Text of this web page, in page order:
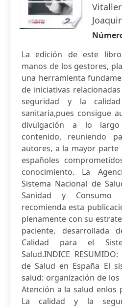
La edición de este
manos de los gestores,
una herramienta
de iniciativas
seguridad y la
sanitaria,pues consigue
divulgación a lo
contenido, reuniendo
autores, a la mayor parte
españoles
conocimiento. La
Sistema Nacional de
Sanidad y Consumo
recomienda esta
plenamente con su
paciente, desarrollada
Calidad para el
Salud.INDICE
de Salud en España El
salud: organización de
Atención a la salud enlos
La calidad y la